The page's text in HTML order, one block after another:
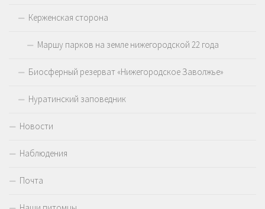
Керженская сторона
Маршу парков на земле нижегородской 22 года
Биосферный резерват «Нижегородское Заволжье»
Нуратинский заповедник
Новости
Наблюдения
Почта